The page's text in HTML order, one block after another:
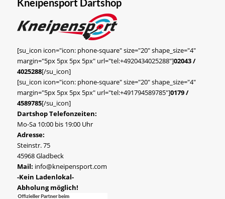
Kneipensport Dartshop
[su_icon icon="icon: phone-square" size="20" shape_size="4"
margin="5px 5px 5px 5px" url="tel:+4920434025288"]02043 /
4025288[/su_icon]
[su_icon icon="icon: phone-square" size="20" shape_size="4"
margin="5px 5px 5px 5px" url="tel:+491794589785"]0179 /
4589785[/su_icon]
Dartshop Telefonzeiten:
Mo-Sa 10:00 bis 19:00 Uhr
Adresse:
Steinstr. 75
45968 Gladbeck
Mail: info@kneipensport.com
-Kein Ladenlokal-
Abholung möglich!